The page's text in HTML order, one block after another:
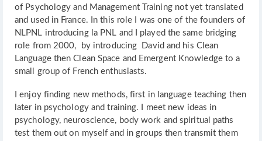
of Psychology and Management Training not yet translated
and used in France. In this role I was one of the founders of
NLPNL introducing la PNL and I played the same bridging
role from 2000, by introducing David and his Clean
Language then Clean Space and Emergent Knowledge to a
small group of French enthusiasts.
I enjoy finding new methods, first in language teaching then
later in psychology and training. I meet new ideas in
psychology, neuroscience, body work and spiritual paths
test them out on myself and in groups then transmit them